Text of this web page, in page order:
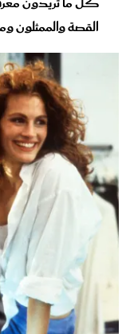
القصة والممثلون